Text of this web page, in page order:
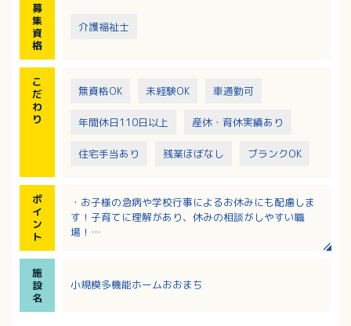
募
集
資
格
介護福祉士
こ
だ
わ
り
無資格OK 未経験OK 車通勤可
年間休日110日以上 産休・育休実績あり
住宅手当あり 残業ほぼなし ブランクOK
ポ
イ
ン
ト
・お子様の急病や学校行事によるお休みにも配慮しま
す！子育てに理解があり、休みの相談がしやすい職
場！
るまで支給あり！
・おサイフに優しい！食事は1日150円で食べることが
施
設
名
小規模多機能ホームおおまち